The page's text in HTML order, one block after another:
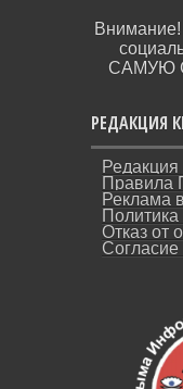
Внимание!
САМУЮ
РЕДАКЦИЯ
Редакция
Правила
Реклама
Отказ от